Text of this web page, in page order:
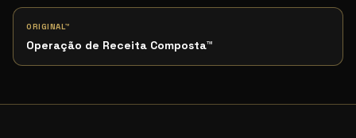
ORIGINAL™
Operação de Receita Composta™